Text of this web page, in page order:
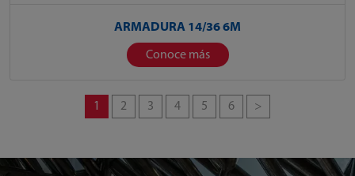
ARMADURA 14/36 6M
Conoce más
1 2 3 4 5 6 >